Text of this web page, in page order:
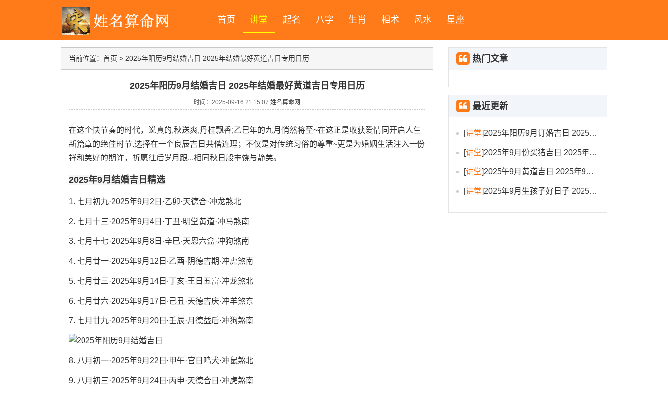
首页 讲堂 起名 八字 生肖 相术 风水 星座
当前位置： 首页 > 2025年阳历9月结婚吉日 2025年结婚最好黄道吉日专用日历
2025年阳历9月结婚吉日 2025年结婚最好黄道吉日专用日历
时间：2025-09-16 21:15:07 姓名算命网
在这个快节奏的时代，说真的,秋送爽,丹桂飘香;乙巳年的九月悄然将至~在这正是收获爱情同开启人生
新篇章的绝佳时节.选择在一个良辰吉日共偕连理；不仅是对传统习俗的尊重~更是为婚姻生活注入一份
祥和美好的期许，祈愿往后岁月跟...相同秋日般丰饶与静美。
2025年9月结婚吉日精选
1. 七月初九·2025年9月2日·乙卯·天德合·冲龙煞北
2. 七月十三·2025年9月4日·丁丑·明堂黄道·冲马煞南
3. 七月十七·2025年9月8日·辛巳·天恩六盒·冲狗煞南
4. 七月廿一·2025年9月12日·乙酉·阴德吉期·冲虎煞南
5. 七月廿三·2025年9月14日·丁亥·王日五富·冲龙煞北
6. 七月廿六·2025年9月17日·己丑·天德吉庆·冲羊煞东
7. 七月廿九·2025年9月20日·壬辰·月德益后·冲狗煞南
8. 八月初一·2025年9月22日·甲午·官日鸣犬·冲鼠煞北
9. 八月初三·2025年9月24日·丙申·天德合日·冲虎煞南
热门文章
最近更新
[讲堂]2025年阳历9月订婚吉日 2025年9月订婚吉日有哪几天
[讲堂]2025年9月份买猪吉日 2025年9月买猪进圈吉日
[讲堂]2025午9月黄道吉日 2025年9月黄道吉日一览表大全
[讲堂]2025年9月生孩子好日子 2025年9月哪天生孩子比较好